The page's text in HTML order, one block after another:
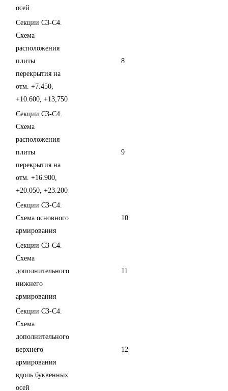
осей
Секции С3-С4.
Схема
расположения
плиты
перекрытия на
отм. +7.450,
+10.600, +13,750
8
Секции С3-С4.
Схема
расположения
плиты
перекрытия на
отм. +16.900,
+20.050, +23.200
9
Секции С3-С4.
Схема основного
армирования
10
Секции С3-С4.
Схема
дополнительного
нижнего
армирования
11
Секции С3-С4.
Схема
дополнительного
верхнего
армирования
вдоль буквенных
осей
12